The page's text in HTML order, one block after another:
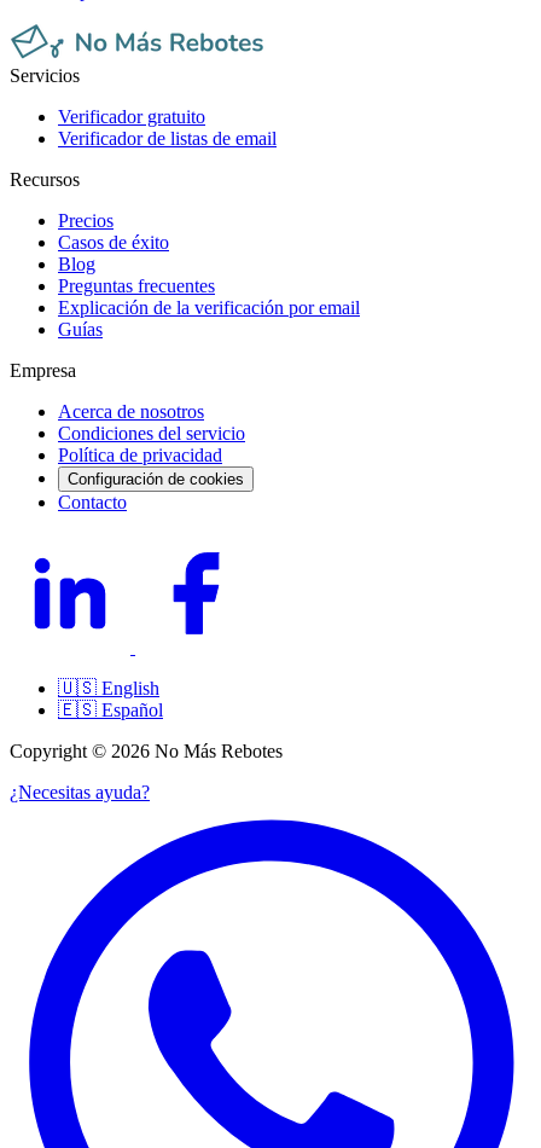
Servicios
Verificador gratuito
Verificador de listas de email
Recursos
Precios
Casos de éxito
Blog
Preguntas frecuentes
Explicación de la verificación por email
Guías
Empresa
Acerca de nosotros
Condiciones del servicio
Política de privacidad
Configuración de cookies
Contacto
🇺🇸 English
🇪🇸 Español
Copyright © 2026 No Más Rebotes
¿Necesitas ayuda?